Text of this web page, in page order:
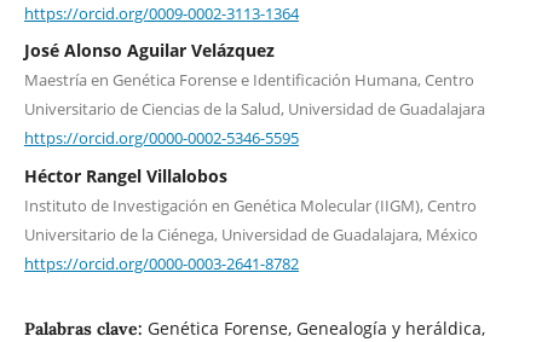
https://orcid.org/0009-0002-3113-1364
José Alonso Aguilar Velázquez
Maestría en Genética Forense e Identificación Humana, Centro
Universitario de Ciencias de la Salud, Universidad de Guadalajara
https://orcid.org/0000-0002-5346-5595
Héctor Rangel Villalobos
Instituto de Investigación en Genética Molecular (IIGM), Centro
Universitario de la Ciénega, Universidad de Guadalajara, México
https://orcid.org/0000-0003-2641-8782
Palabras clave: Genética Forense, Genealogía y heráldica,